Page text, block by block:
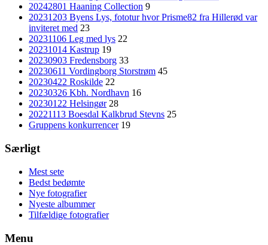
20242801 Haaning Collection 9
20231203 Byens Lys, fototur hvor Prisme82 fra Hillerød var
inviteret med 23
20231106 Leg med lys 22
20231014 Kastrup 19
20230903 Fredensborg 33
20230611 Vordingborg Storstrøm 45
20230422 Roskilde 22
20230326 Kbh. Nordhavn 16
20230122 Helsingør 28
20221113 Boesdal Kalkbrud Stevns 25
Gruppens konkurrencer 19
Særligt
Mest sete
Bedst bedømte
Nye fotografier
Nyeste albummer
Tilfældige fotografier
Menu